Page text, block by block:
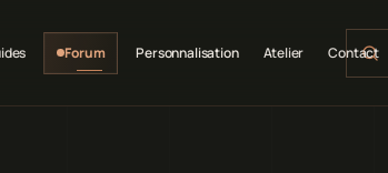
Forum Personnalisation Atelier Contact